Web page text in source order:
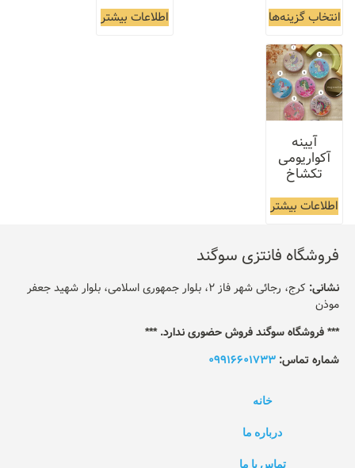
انتخاب گزینه‌ها اطلاعات بیشتر
آیینه
آکواریومی
تکشاخ
اطلاعات بیشتر
فروشگاه فانتزی سوگند
نشانی:
کرج، رجائی شهر فاز 2، بلوار جمهوری اسلامی، بلوار شهید جعفر
موذن
*** فروشگاه سوگند فروش حضوری ندارد. ***
شماره تماس: 09916601733
خانه
درباره ما
تماس با ما